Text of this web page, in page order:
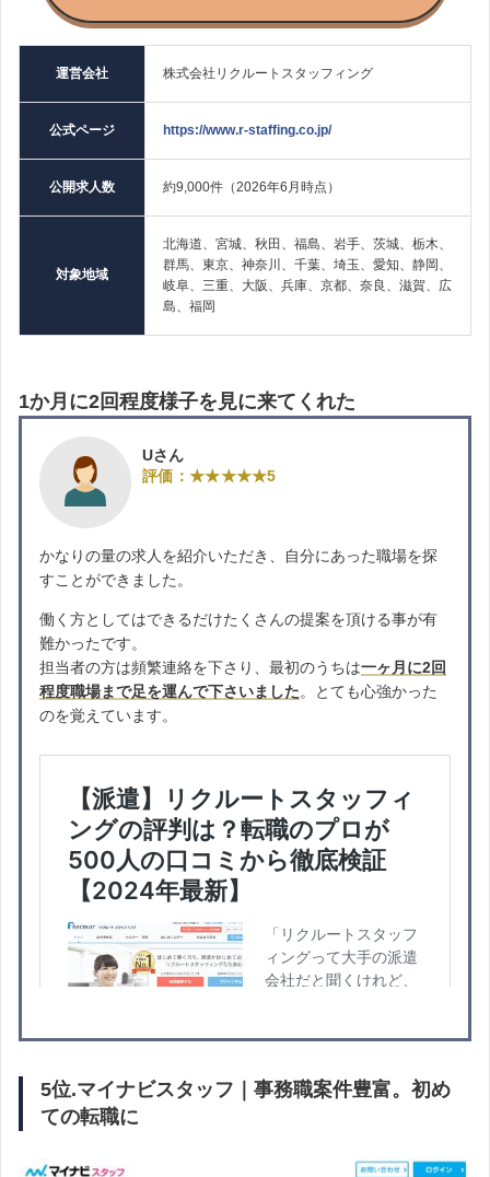
運営会社 株式会社リクルートスタッフィング
公式ページ https://www.r-staffing.co.jp/
公開求人数 約9,000件（2026年6月時点）
対象地域
北海道、宮城、秋田、福島、岩手、茨城、栃木、
群馬、東京、神奈川、千葉、埼玉、愛知、静岡、
岐阜、三重、大阪、兵庫、京都、奈良、滋賀、広
島、福岡
1か月に2回程度様子を見に来てくれた
Uさん
評価：★★★★★5
かなりの量の求人を紹介いただき、自分にあった職場を探
すことができました。
働く方としてはできるだけたくさんの提案を頂ける事が有
難かったです。
担当者の方は頻繁連絡を下さり、最初のうちは一ヶ月に2回
程度職場まで足を運んで下さいました。とても心強かった
のを覚えています。
5位.マイナビスタッフ｜ 事務職案件豊富。初め
ての転職に